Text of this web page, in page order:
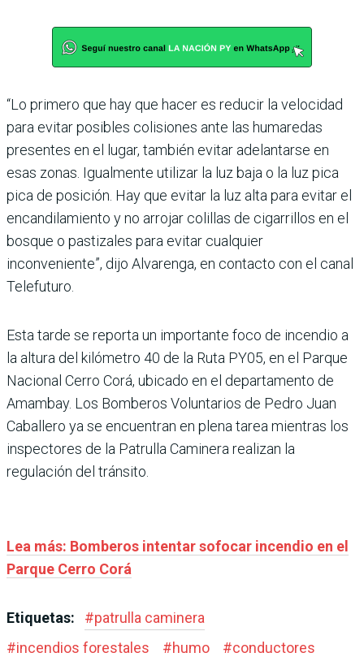
“Lo primero que hay que hacer es reducir la velocidad
para evitar posibles colisiones ante las humaredas
presentes en el lugar, también evitar adelantarse en
esas zonas. Igualmente utilizar la luz baja o la luz pica
pica de posición. Hay que evitar la luz alta para evitar el
encandilamiento y no arrojar colillas de cigarrillos en el
bosque o pastizales para evitar cualquier
inconveniente”, dijo Alvarenga, en contacto con el canal
Telefuturo.
Esta tarde se reporta un importante foco de incendio a
la altura del kilómetro 40 de la Ruta PY05, en el Parque
Nacional Cerro Corá, ubicado en el departamento de
Amambay. Los Bomberos Voluntarios de Pedro Juan
Caballero ya se encuentran en plena tarea mientras los
inspectores de la Patrulla Caminera realizan la
regulación del tránsito.
Lea más: Bomberos intentar sofocar incendio en el
Parque Cerro Corá
Etiquetas: #patrulla caminera
#incendios forestales #humo #conductores